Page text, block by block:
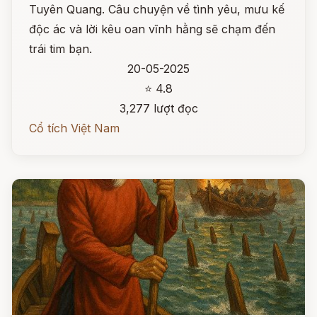
Tuyên Quang. Câu chuyện về tình yêu, mưu kế
độc ác và lời kêu oan vĩnh hằng sẽ chạm đến
trái tim bạn.
20-05-2025
⭐ 4.8
3,277 lượt đọc
Cổ tích Việt Nam